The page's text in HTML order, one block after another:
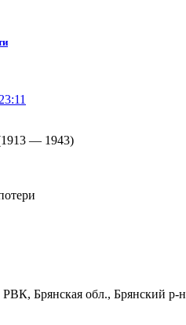
— 1943)
Брянская обл., Брянский р-н